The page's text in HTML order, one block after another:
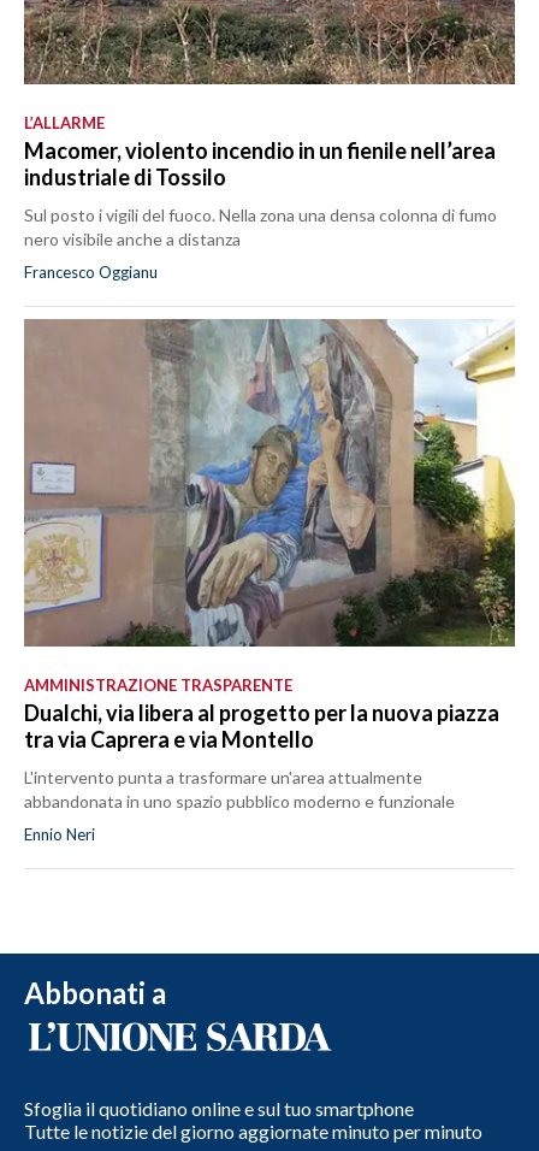
L’ALLARME
Macomer, violento incendio in un fienile nell’area
industriale di Tossilo
Sul posto i vigili del fuoco. Nella zona una densa colonna di fumo
nero visibile anche a distanza
Francesco Oggianu
AMMINISTRAZIONE TRASPARENTE
Dualchi, via libera al progetto per la nuova piazza
tra via Caprera e via Montello
L'intervento punta a trasformare un'area attualmente
abbandonata in uno spazio pubblico moderno e funzionale
Ennio Neri
Abbonati a
Sfoglia il quotidiano online e sul tuo smartphone
Tutte le notizie del giorno aggiornate minuto per minuto